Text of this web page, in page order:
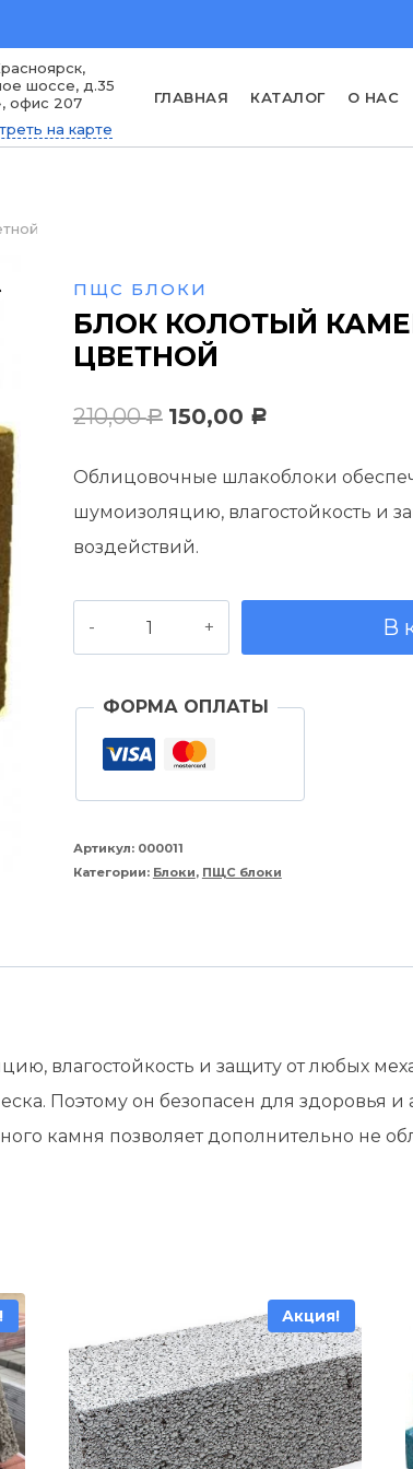
шоссе, д.35
офис 207
на карте
ГЛАВНАЯ КАТАЛОГ О НАС
ПЩС БЛОКИ
БЛОК КОЛОТЫЙ
ЦВЕТНОЙ
210,00Р Первоначальная
составляла
210,00 руб..
150,00 РТекущая
150,00 руб..
Облицовочные шлакоблоки
шумоизоляцию, влагостойкость и
воздействий.
Количество
товара
камень
цветной
В
ФОРМА ОПЛАТЫ
Артикул: 000011
Категории: Блоки, ПЩС блоки
влагостойкость и защиту от любых
Поэтому он безопасен для здоровья и
камня позволяет дополнительно не
Акция!